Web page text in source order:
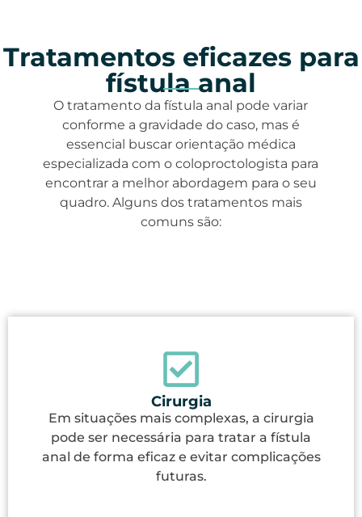
Tratamentos eficazes para
fístula anal
O tratamento da fístula anal pode variar
conforme a gravidade do caso, mas é
essencial buscar orientação médica
especializada com o coloproctologista para
encontrar a melhor abordagem para o seu
quadro. Alguns dos tratamentos mais
comuns são:
Cirurgia
Em situações mais complexas, a cirurgia
pode ser necessária para tratar a fístula
anal de forma eficaz e evitar complicações
futuras.